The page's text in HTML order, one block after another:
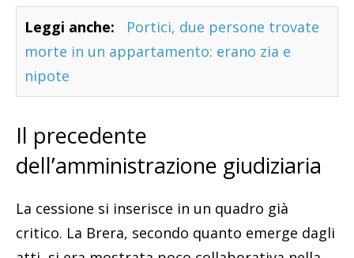
Leggi anche:
Portici, due persone trovate
morte in un appartamento: erano zia e
nipote
Il precedente
dell’amministrazione giudiziaria
La cessione si inserisce in un quadro già
critico. La Brera, secondo quanto emerge dagli